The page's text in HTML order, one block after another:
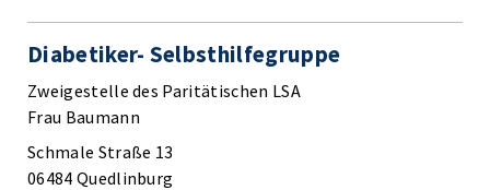
Diabetiker- Selbsthilfegruppe
Zweigestelle des Paritätischen LSA
Frau Baumann
Schmale Straße 13
06484 Quedlinburg